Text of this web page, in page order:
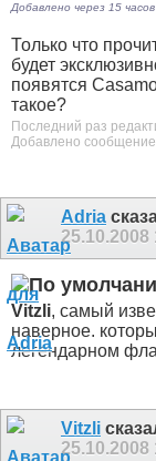
Добавлено через 15
Только что
будет
появятся
такое?
Последний раз
Добавлено сообщение
Adria
25.10.2008
Vitzli, самый
наверное.
легендарном
Vitzli
25.10.2008